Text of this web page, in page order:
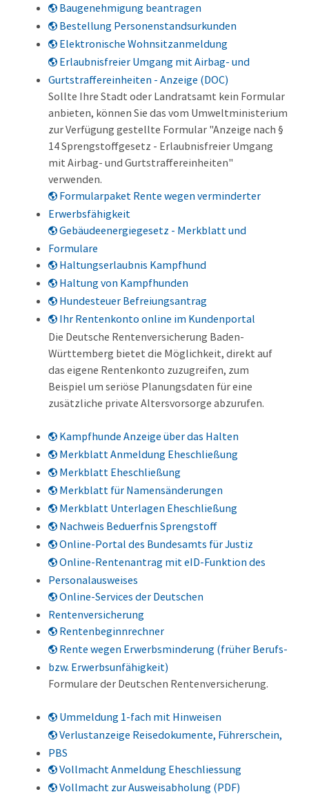
Baugenehmigung beantragen
Bestellung Personenstandsurkunden
Elektronische Wohnsitzanmeldung
Erlaubnisfreier Umgang mit Airbag- und
Gurtstraffereinheiten - Anzeige (DOC)
Sollte Ihre Stadt oder Landratsamt kein Formular
anbieten, können Sie das vom Umweltministerium
zur Verfügung gestellte Formular "Anzeige nach §
14 Sprengstoffgesetz - Erlaubnisfreier Umgang
mit Airbag- und Gurtstraffereinheiten"
verwenden.
Formularpaket Rente wegen verminderter
Erwerbsfähigkeit
Gebäudeenergiegesetz - Merkblatt und
Formulare
Haltungserlaubnis Kampfhund
Haltung von Kampfhunden
Hundesteuer Befreiungsantrag
Ihr Rentenkonto online im Kundenportal
Die Deutsche Rentenversicherung Baden-
Württemberg bietet die Möglichkeit, direkt auf
das eigene Rentenkonto zuzugreifen, zum
Beispiel um seriöse Planungsdaten für eine
zusätzliche private Altersvorsorge abzurufen.
Kampfhunde Anzeige über das Halten
Merkblatt Anmeldung Eheschließung
Merkblatt Eheschließung
Merkblatt für Namensänderungen
Merkblatt Unterlagen Eheschließung
Nachweis Beduerfnis Sprengstoff
Online-Portal des Bundesamts für Justiz
Online-Rentenantrag mit eID-Funktion des
Personalausweises
Online-Services der Deutschen
Rentenversicherung
Rentenbeginnrechner
Rente wegen Erwerbsminderung (früher Berufs-
bzw. Erwerbsunfähigkeit)
Formulare der Deutschen Rentenversicherung.
Ummeldung 1-fach mit Hinweisen
Verlustanzeige Reisedokumente, Führerschein,
PBS
Vollmacht Anmeldung Eheschliessung
Vollmacht zur Ausweisabholung (PDF)